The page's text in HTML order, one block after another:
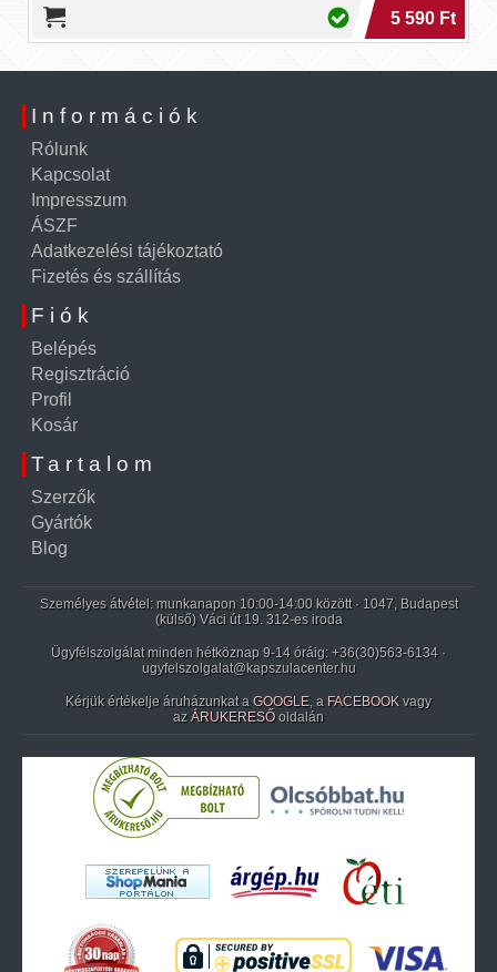
5 590 Ft
Információk
Rólunk
Kapcsolat
Impresszum
ÁSZF
Adatkezelési tájékoztató
Fizetés és szállítás
Fiók
Belépés
Regisztráció
Profil
Kosár
Tartalom
Szerzők
Gyártók
Blog
Személyes átvétel: munkanapon 10:00-14:00 között · 1047, Budapest
(külső) Váci út 19. 312-es iroda
Ügyfélszolgálat minden hétköznap 9-14 óráig: +36(30)563-6134 ·
ugyfelszolgalat@kapszulacenter.hu
Kérjük értékelje áruházunkat a GOOGLE, a FACEBOOK vagy
az ÁRUKERESŐ oldalán